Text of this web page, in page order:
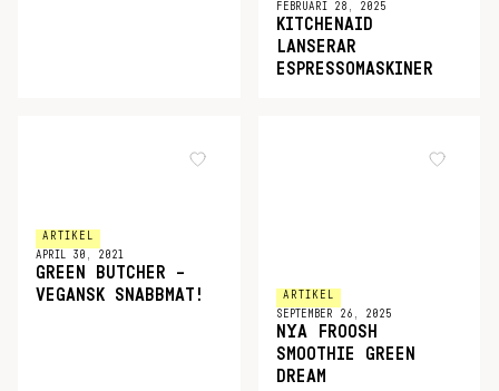
FEBRUARI 28, 2025
KITCHENAID
LANSERAR
ESPRESSOMASKINER
ARTIKEL
APRIL 30, 2021
GREEN BUTCHER –
VEGANSK SNABBMAT!
ARTIKEL
SEPTEMBER 26, 2025
NYA FROOSH
SMOOTHIE GREEN
DREAM